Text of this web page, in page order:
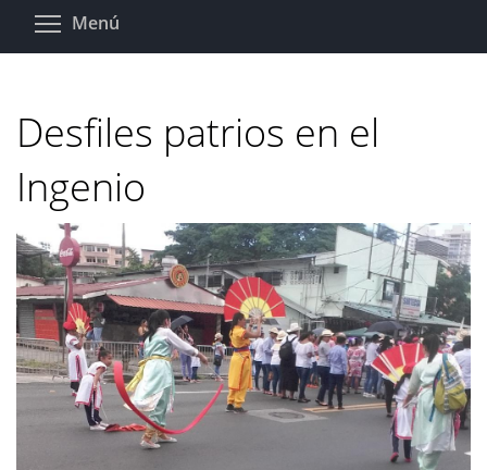
Pasar
Menú
Desfiles patrios en el
Ingenio